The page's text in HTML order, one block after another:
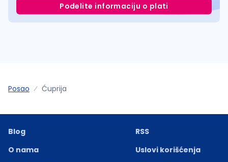
Podelite informaciju o plati
Posao Ćuprija
Blog
O nama
RSS
Uslovi korišćenja